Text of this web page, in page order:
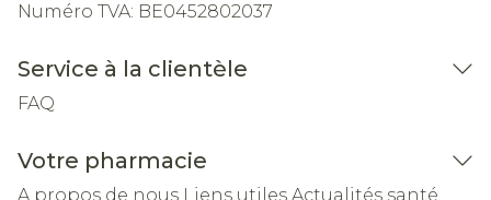
Numéro TVA: BE0452802037
Service à la clientèle
FAQ
Votre pharmacie
A propos de nous Liens utiles Actualités santé